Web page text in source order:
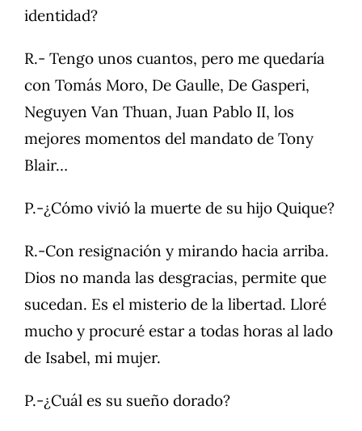
identidad?
R.- Tengo unos cuantos, pero me quedaría
con Tomás Moro, De Gaulle, De Gasperi,
Neguyen Van Thuan, Juan Pablo II, los
mejores momentos del mandato de Tony
Blair…
P.-¿Cómo vivió la muerte de su hijo Quique?
R.-Con resignación y mirando hacia arriba.
Dios no manda las desgracias, permite que
sucedan. Es el misterio de la libertad. Lloré
mucho y procuré estar a todas horas al lado
de Isabel, mi mujer.
P.-¿Cuál es su sueño dorado?